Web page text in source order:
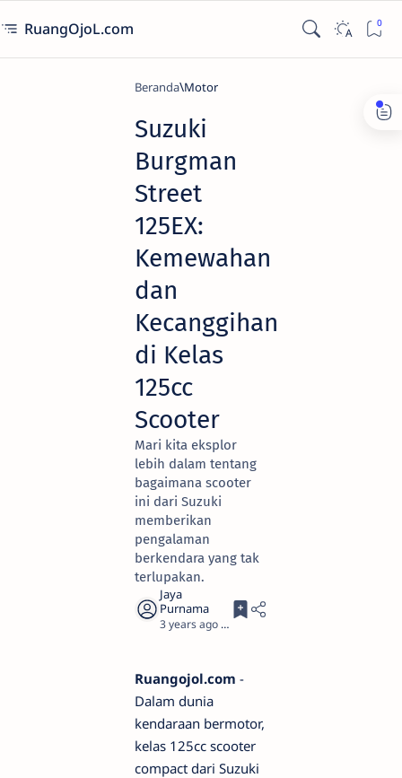
RuangOjoL.com
Beranda Motor
Suzuki
Burgman
Street
125EX:
Kemewahan
dan
Kecanggihan
di Kelas
125cc
Scooter
Mari kita eksplor
lebih dalam tentang
bagaimana scooter
ini dari Suzuki
memberikan
pengalaman
berkendara yang tak
terlupakan.
3 years ago 8
Ruangojol.com -
Dalam dunia
kendaraan bermotor,
kelas 125cc scooter
compact dari Suzuki